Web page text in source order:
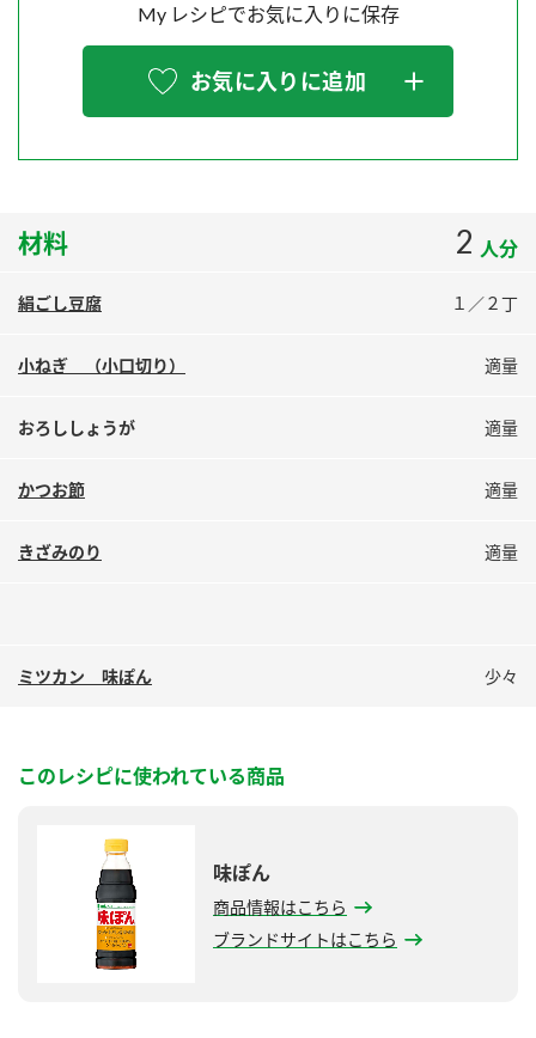
Fibee
スペシャルサイト
お酢を知ろう！
すしラボ
納豆の豆知識
ロングセラー商品 ＋ おすすめレシピ
MIM（ミツカンミュージアム）
販売終了製品のご案内
よくあるご質問
ミツカン公式通販
My レシピでお気に入りに保存
お気に入りに追加
材料 2 人分
絹ごし豆腐 １／２丁
小ねぎ （小口切り） 適量
おろししょうが 適量
かつお節 適量
きざみのり 適量
ミツカン 味ぽん 少々
このレシピに使われている商品
味ぽん
商品情報はこちら
ブランドサイトはこちら